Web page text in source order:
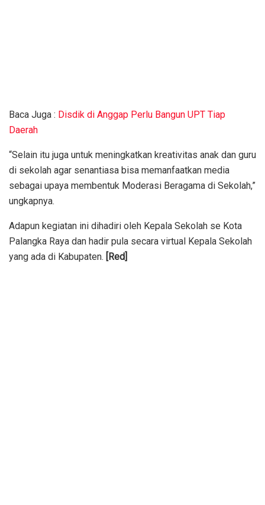
Baca Juga : Disdik di Anggap Perlu Bangun UPT Tiap
Daerah
“Selain itu juga untuk meningkatkan kreativitas anak dan guru
di sekolah agar senantiasa bisa memanfaatkan media
sebagai upaya membentuk Moderasi Beragama di Sekolah,”
ungkapnya.
Adapun kegiatan ini dihadiri oleh Kepala Sekolah se Kota
Palangka Raya dan hadir pula secara virtual Kepala Sekolah
yang ada di Kabupaten. [Red]